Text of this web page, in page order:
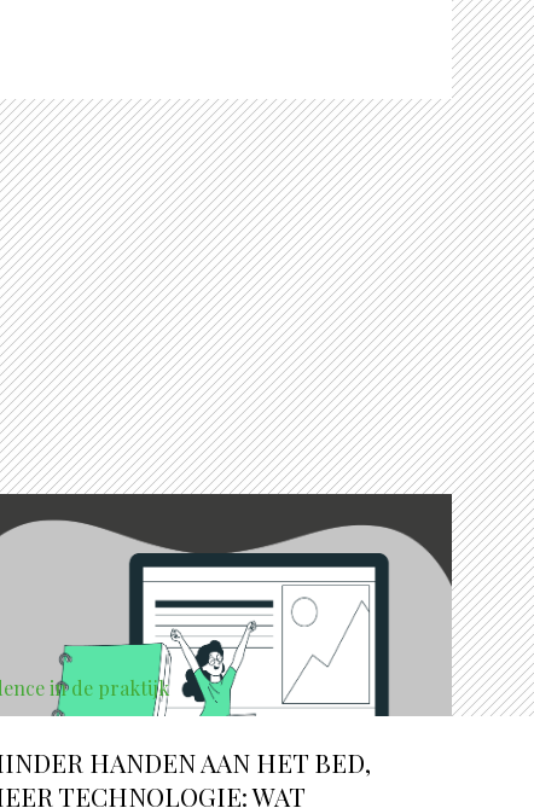
in de praktijk
HANDEN AAN HET BED,
TECHNOLOGIE: WAT